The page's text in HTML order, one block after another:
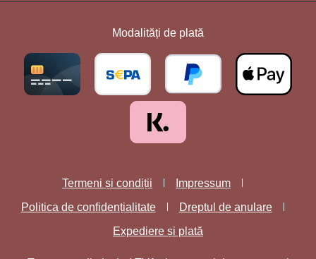
Modalități de plată
Termeni și condiții
Impressum
Politica de confidențialitate
Dreptul de anulare
Expediere și plată